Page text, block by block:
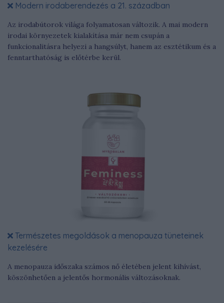
Modern irodaberendezés a 21. században
Az irodabútorok világa folyamatosan változik. A mai modern
irodai környezetek kialakítása már nem csupán a
funkcionalitásra helyezi a hangsúlyt, hanem az esztétikum és a
fenntarthatóság is előtérbe kerül.
Természetes megoldások a menopauza tüneteinek
kezelésére
A menopauza időszaka számos nő életében jelent kihívást,
köszönhetően a jelentős hormonális változásoknak.